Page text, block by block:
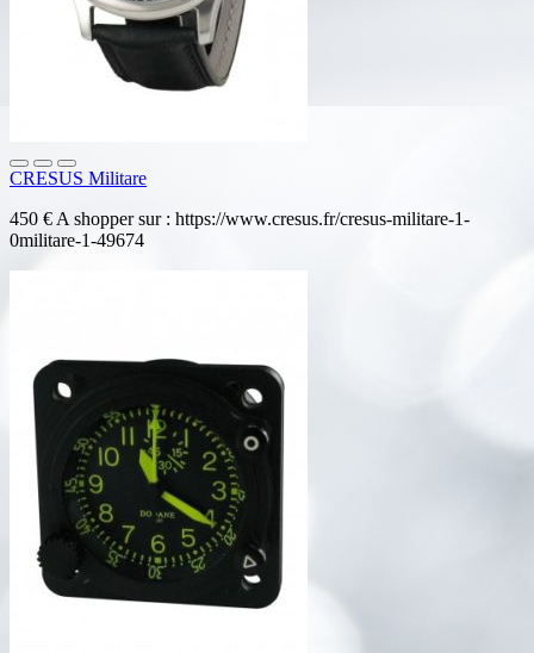
CRESUS Militare
450 € A shopper sur : https://www.cresus.fr/cresus-militare-1-
0militare-1-49674